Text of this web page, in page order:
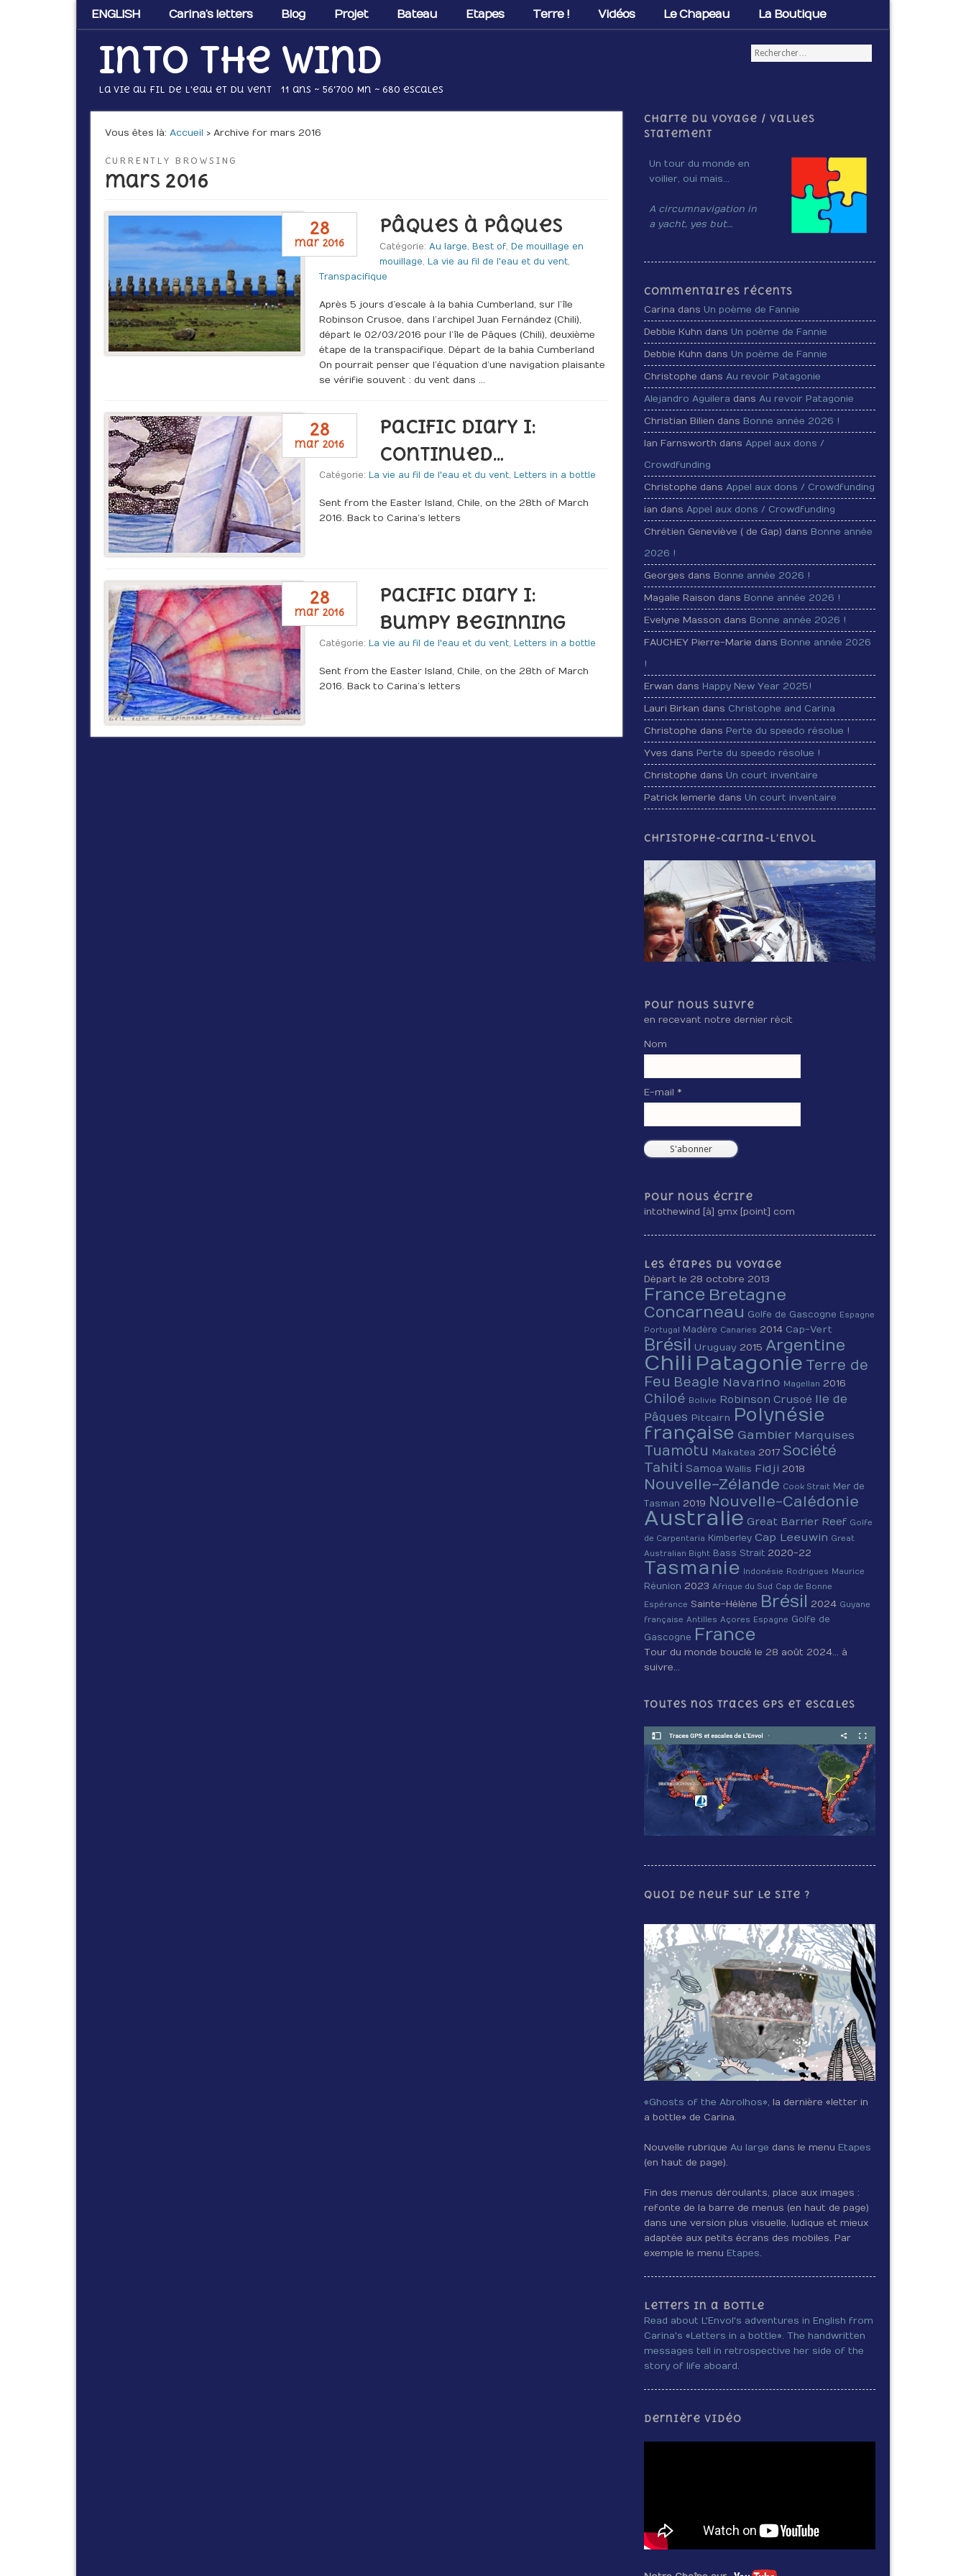
ENGLISH Carina’s letters Blog Projet Bateau Etapes Terre ! Vidéos Le Chapeau La Boutique
Into the wind
La vie au fil de l'eau et du vent 11 ans ~ 56’700 Mn ~ 680 escales
Vous êtes là : Accueil › Archive for mars 2016
CURRENTLY BROWSING
mars 2016
28
mar 2016
Pâques à Pâques
Catégorie:Au large ,Best of,De mouillage en
mouillage ,La vie au fil de l'eau et du vent
Transpacifique
Après 5 jours d’escale à la bahia Cumberland, sur l’île
Robinson Crusoe, dans l’archipel Juan Fernández (Chili),
départ le 02/03/2016 pour l’île de Pâques (Chili), deuxième
étape de la transpacifique. Départ de la bahia Cumberland
On pourrait penser que l’équation d’une navigation plaisante
se vérifie souvent : du vent dans …
28
mar 2016
Pacific Diary I:
Continued…
Catégorie: La vie au fil de l'eau et du vent, Letters in a bottle
Sent from the Easter Island, Chile, on the 28th of March
2016. Back to Carina’s letters
28
mar 2016
Pacific Diary I:
Bumpy Beginning
Catégorie: La vie au fil de l'eau et du vent, Letters in a bottle
Sent from the Easter Island, Chile, on the 28th of March
2016. Back to Carina’s letters
Charte du voyage / Values
Statement
Un tour du monde en
voilier, oui mais…
A circumnavigation in
a yacht, yes but…
Commentaires récents
Carina dans Un poème de Fannie
Debbie Kuhn dans Un poème de Fannie
Debbie Kuhn dans Un poème de Fannie
Christophe dansAu revoir Patagonie
Alejandro Aguilera dansAu revoir Patagonie
Christian Bilien dans Bonne année 2026 !
Ian Farnsworth dansAppel aux dons /
Crowdfunding
Christophe dansAppel aux dons / Crowdfunding
ian dansAppel aux dons / Crowdfunding
Chrétien Geneviève ( de Gap) dans Bonne année
2026 !
Georges dans Bonne année 2026 !
Magalie Raison dans Bonne année 2026 !
Evelyne Masson dans Bonne année 2026 !
FAUCHEY Pierre-Marie dans Bonne année 2026
!
Erwan dans Happy New Year 2025!
Lauri Birkan dans Christophe and Carina
Christophe dans Perte du speedo résolue !
Yves dans Perte du speedo résolue !
Christophe dans Un court inventaire
Patrick lemerle dans Un court inventaire
Christophe-Carina-L’Envol
Pour nous suivre
en recevant notre dernier récit
Nom
E-mail *
Pour nous écrire
intothewind [à] gmx [point] com
Les étapes du voyage
Départ le 28 octobre 2013
France Bretagne
Concarneau Golfe de Gascogne Espagne
Portugal Madère Canaries 2014 Cap-Vert
Brésil Uruguay 2015Argentine
Chili Patagonie Terre de
Feu Beagle Navarino Magellan 2016
Chiloé Bolivie Robinson Crusoé Ile de
Pâques Pitcairn Polynésie
française Gambier Marquises
Tuamotu Makatea 2017Société
Tahiti Samoa Wallis Fidji 2018
Nouvelle-Zélande Cook Strait Mer de
Tasman 2019 Nouvelle-Calédonie
Australie Great Barrier Reef Golfe
de Carpentaria Kimberley Cap Leeuwin Great
Australian Bight Bass Strait 2020-22
Tasmanie Indonésie Rodrigues Maurice
Réunion 2023Afrique du Sud Cap de Bonne
Espérance Sainte-Hélène Brésil 2024 Guyane
française Antilles Açores Espagne Golfe de
Gascogne France
Tour du monde bouclé le 28 août 2024… à
suivre…
Toutes nos traces GPS et escales
Quoi de neuf sur le site ?
«Ghosts of the Abrolhos», la dernière «letter in
a bottle» de Carina.
Nouvelle rubriqueAu large dans le menu Etapes
(en haut de page).
Fin des menus déroulants, place aux images :
refonte de la barre de menus (en haut de page)
dans une version plus visuelle, ludique et mieux
adaptée aux petits écrans des mobiles. Par
exemple le menu Etapes.
Letters in a bottle
Read about L'Envol's adventures in English from
Carina's «Letters in a bottle». The handwritten
messages tell in retrospective her side of the
story of life aboard.
Dernière vidéo